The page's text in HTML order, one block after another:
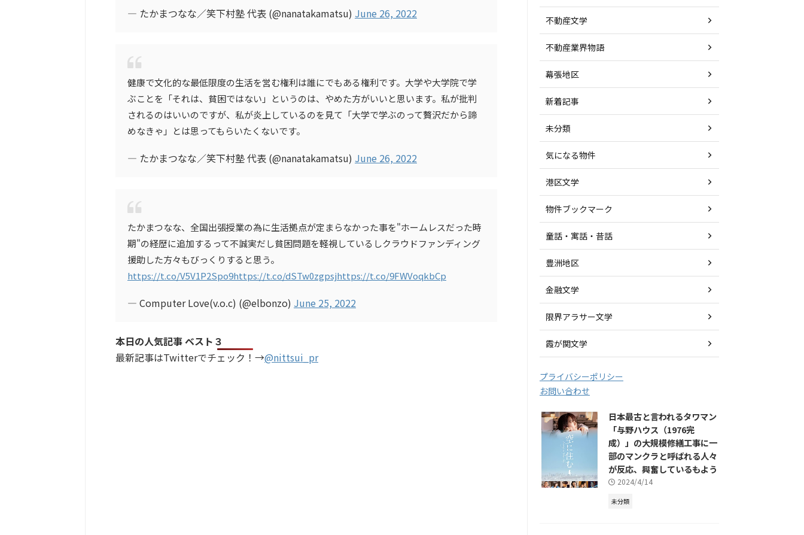
— たかまつなな／笑下村塾 代表 (@nanatakamatsu) June 26, 2022
健康で文化的な最低限度の生活を営む権利は誰にでもある権利です。大学や大学院で学
ぶことを「それは、貧困ではない」というのは、やめた方がいいと思います。私が批判
されるのはいいのですが、私が炎上しているのを見て「大学で学ぶのって贅沢だから諦
めなきゃ」とは思ってもらいたくないです。
— たかまつなな／笑下村塾 代表 (@nanatakamatsu) June 26, 2022
たかまつなな、全国出張授業の為に生活拠点が定まらなかった事を"ホームレスだった時
期"の経歴に追加するって不誠実だし貧困問題を軽視しているしクラウドファンディング
援助した方々もびっくりすると思う。
https://t.co/V5V1P2Spo9https://t.co/dSTw0zgpsjhttps://t.co/9FWVoqkbCp
— Computer Love(v.o.c) (@elbonzo) June 25, 2022
本日の人気記事 ベスト３
最新記事はTwitterでチェック！→@nittsui_pr
不動産文学
不動産業界物語
幕張地区
新着記事
未分類
気になる物件
港区文学
物件ブックマーク
童話・寓話・昔話
豊洲地区
金融文学
限界アラサー文学
霞が関文学
プライバシーポリシー
お問い合わせ
日本最古と言われるタワマン
「与野ハウス（1976完
成）」の大規模修繕工事に一
部のマンクラと呼ばれる人々
が反応、興奮しているもよう
2024/4/14
未分類